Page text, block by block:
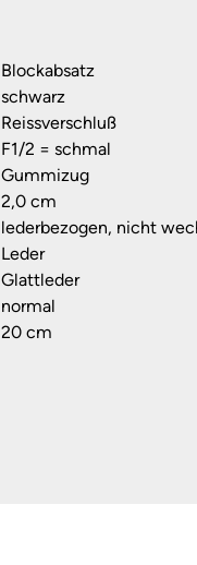
Blockabsatz
schwarz
Reissverschluß
F1/2 = schmal
Gummizug
2,0 cm
lederbezogen, nicht
Leder
Glattleder
normal
20 cm